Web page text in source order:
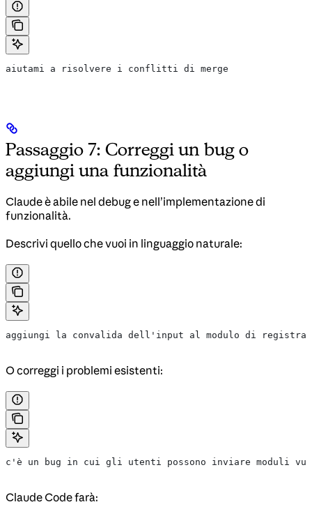
aiutami a risolvere i conflitti di merge
Passaggio 7: Correggi un bug o
aggiungi una funzionalità
Claude è abile nel debug e nell’implementazione di
funzionalità.
Descrivi quello che vuoi in linguaggio naturale:
aggiungi la convalida dell'input al modulo di
O correggi i problemi esistenti:
c'è un bug in cui gli utenti possono inviare moduli
Claude Code farà: